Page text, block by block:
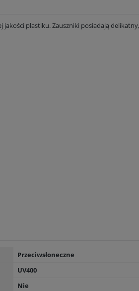
plastiku. Zauszniki posiadają
Przeciwsłoneczne
UV400
Nie